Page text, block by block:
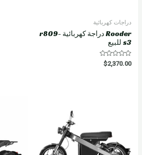
دراجات كهربائية
Rooder دراجة كهربائية r809-
s3 للبيع
R
a
$2,370.00